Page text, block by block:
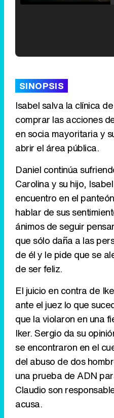
SINOPSIS
Isabel salva la clínica
comprar las acciones
en socia mayoritaria y
abrir el área pública.
Daniel continúa
Carolina y su hijo,
encuentro en el
hablar de sus
ánimos de seguir
que sólo daña a las
de él y le pide que se
de ser feliz.
El juicio en contra de
ante el juez lo que
que la violaron en una
Iker. Sergio da su
se encontraron en el
del abuso de dos
una prueba de ADN
Claudio son
acusa.